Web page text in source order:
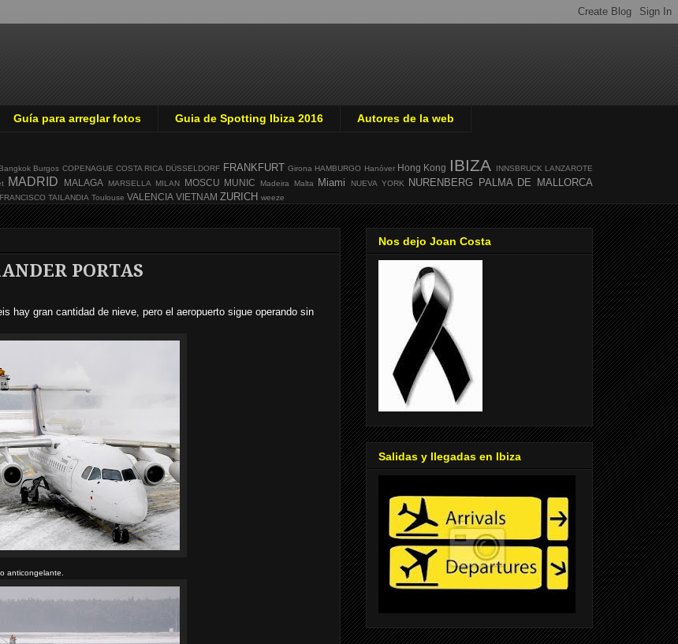
Guía para arreglar fotos Guia de Spotting Ibiza 2016 Autores de la web
Bangkok Burgos COPENAGUE COSTA RICA DÜSSELDORF FRANKFURT Girona HAMBURGO Hanóver Hong Kong IBIZA INNSBRUCK LANZAROTE
MADRID MALAGA MARSELLA MILAN MOSCU MUNIC Madeira Malta Miami NUEVA YORK NURENBERG PALMA DE MALLORCA
TAILANDIA Toulouse VALENCIA VIETNAM ZURICH weeze
PORTAS
hay gran cantidad de nieve, pero el aeropuerto sigue operando sin
anticongelante.
Nos dejo Joan Costa
Salidas y llegadas en Ibiza